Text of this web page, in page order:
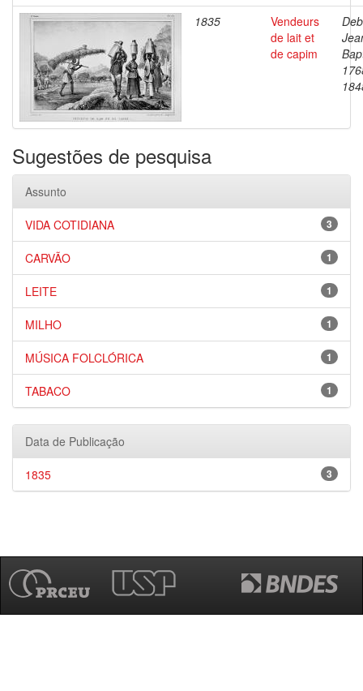
1835
Vendeurs
de lait et
de capim
Sugestões de pesquisa
Assunto
3
VIDA COTIDIANA
1
CARVÃO
1
LEITE
1
MILHO
1
MÚSICA FOLCLÓRICA
1
TABACO
Data de Publicação
3
1835